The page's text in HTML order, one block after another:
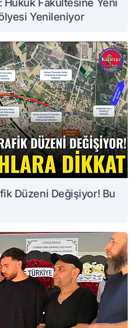
Hukuk Fakültesine Yeni
Yenileniyor
Düzeni Değişiyor! Bu